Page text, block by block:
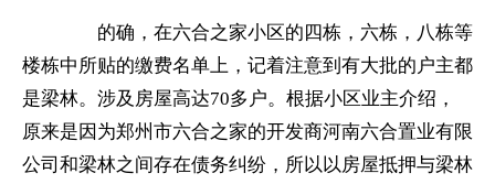
的确，在六合之家小区的四栋，六栋，八栋等
楼栋中所贴的缴费名单上，记着注意到有大批的户主都
是梁林。涉及房屋高达70多户。根据小区业主介绍，
原来是因为郑州市六合之家的开发商河南六合置业有限
公司和梁林之间存在债务纠纷，所以以房屋抵押与梁林